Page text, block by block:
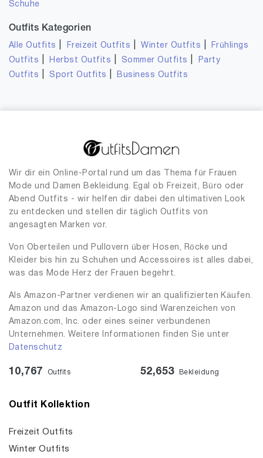
Schuhe
Outfits Kategorien
Alle Outfits Freizeit Outfits |Winter Outfits
Frühlings
Outfits
Herbst Outfits Sommer Outfits
Party
Outfits
Sport Outfits Business Outfits
Wir dir ein Online-Portal rund um das Thema für Frauen
Mode und Damen Bekleidung. Egal ob Freizeit, Büro oder
Abend Outfits - wir helfen dir dabei den ultimativen Look
zu entdecken und stellen dir täglich Outfits von
angesagten Marken vor.
Von Oberteilen und Pullovern über Hosen, Röcke und
Kleider bis hin zu Schuhen und Accessoires ist alles dabei,
was das Mode Herz der Frauen begehrt.
Als Amazon-Partner verdienen wir an qualifizierten Käufen.
Amazon und das Amazon-Logo sind Warenzeichen von
Amazon.com, Inc. oder eines seiner verbundenen
Unternehmen. Weitere Informationen finden Sie unter
Datenschutz
10,767 Outfits 52,653 Bekleidung
Outfit Kollektion
Freizeit Outfits
Winter Outfits